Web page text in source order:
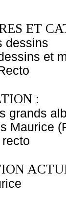
ET
dessins
et
:
grands
Maurice